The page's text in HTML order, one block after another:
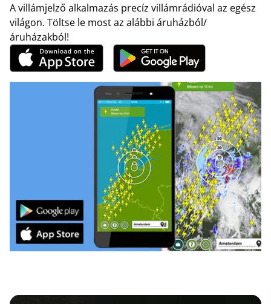
A villámjelző alkalmazás precíz villámrádióval az egész
világon. Töltse le most az alábbi áruházból/
áruházakból!